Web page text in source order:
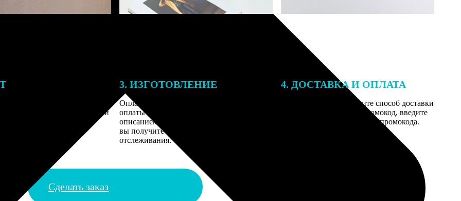
могут связаться с Вами
3. ИЗГОТОВЛЕНИЕ
Оплатите заказ банковской картой. После
оплаты получите подтверждение на email с
описанием заказа. Когда отправим заказ,
вы получите письмо с трек-номером для
отслеживания.
4. ДОСТАВКА И ОПЛАТА
Введите адрес и выберите способ доставки
заказа. Если у вас есть промокод, введите
его в специальное поле для промокода.
Сделать заказ